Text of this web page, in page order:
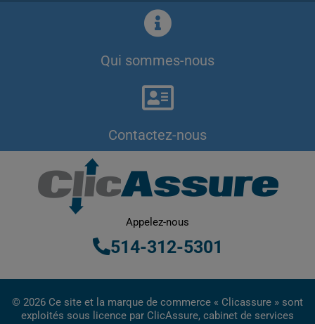
Qui sommes-nous
Contactez-nous
Appelez-nous
514-312-5301
© 2026 Ce site et la marque de commerce « Clicassure » sont
exploités sous licence par ClicAssure, cabinet de services